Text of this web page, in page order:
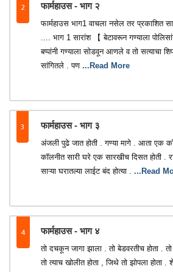
2 फार्महाउस - भाग २
फार्महाउस भाग1 वाचला नसेल तर प्रकाशित
.... भाग 1 सारांश 【 बेटावरून गण्याला
बप्पांनी गण्याला सोडवून आणले व तो सत्याचा
सांगितले . पण ...Read More
3 फार्महाउस - भाग ३
अंजली पुढे जात होती . गण्या मागे . आता एक
कॉलनीत सारी घरे एक सारखीच दिसत होती .
साऱ्या घरातल्या लाईट बंद होत्या . ...Read
4 फार्महाउस - भाग ४
तो दचकून जागा झाला . तो बेडवरतीच होता .
तो त्याच खोलीत होता , जिथे तो झोपला होता .